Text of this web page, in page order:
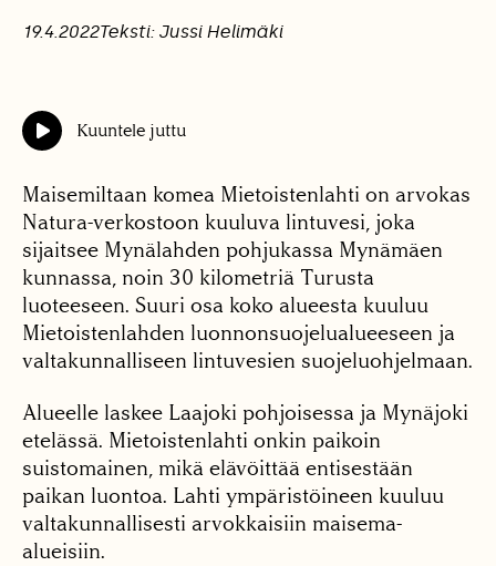
19.4.2022Teksti: Jussi Helimäki
Kuuntele juttu
Maisemiltaan komea Mietoistenlahti on arvokas
Natura-verkostoon kuuluva lintuvesi, joka
sijaitsee Mynälahden pohjukassa Mynämäen
kunnassa, noin 30 kilometriä Turusta
luoteeseen. Suuri osa koko alueesta kuuluu
Mietoistenlahden luonnonsuojelualueeseen ja
valtakunnalliseen lintuvesien suojeluohjelmaan.
Alueelle laskee Laajoki pohjoisessa ja Mynäjoki
etelässä. Mietoistenlahti onkin paikoin
suistomainen, mikä elävöittää entisestään
paikan luontoa. Lahti ympäristöineen kuuluu
valtakunnallisesti arvokkaisiin maisema-
alueisiin.